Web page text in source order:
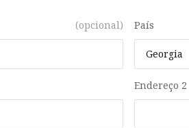
(opcional) País
Endereço 2